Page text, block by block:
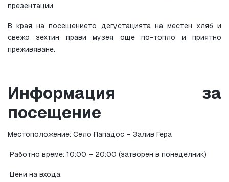
презентации
В края на посещението дегустацията на местен хляб и
свежо зехтин прави музея още по-топло и приятно
преживяване.
Информация за
посещение
Местоположение: Село Пападос – Залив Гера
Работно време: 10:00 – 20:00 (затворен в понеделник)
Цени на входа: